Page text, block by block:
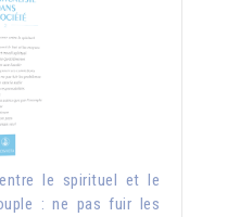
le spirituel et le
: ne pas fuir les